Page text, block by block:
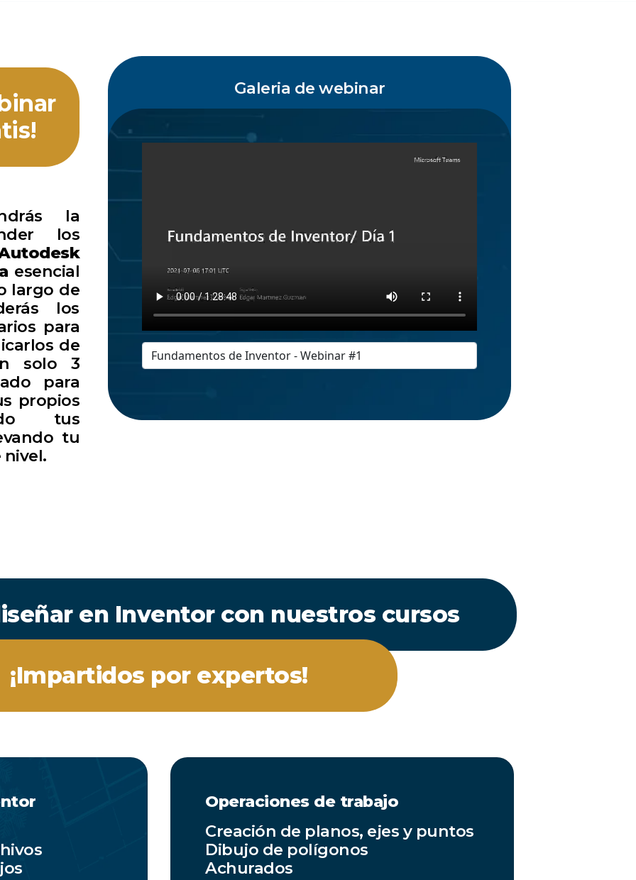
la
los
esencial
largo de
los
para
de
solo 3
para
propios
tus
tu
Galeria de webinar
en Inventor con nuestros cursos
¡Impartidos por expertos!
Operaciones de trabajo
Creación de planos, ejes y puntos
Dibujo de polígonos
Achurados